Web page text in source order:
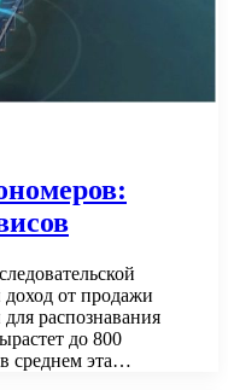
от продажи
распознавания
до 800
среднем эта…